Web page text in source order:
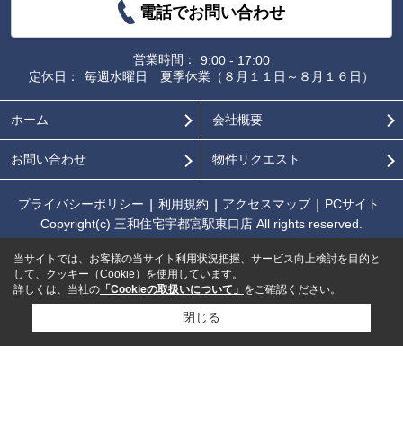
電話でお問い合わせ
営業時間：
9:00 - 17:00
定休日：
毎週水曜日 夏季休業（８月１１日～８月１６日）
ホーム 会社概要
お問い合わせ 物件リクエスト
プライバシーポリシー 利用規約 アクセスマップ
PCサイト
Copyright(c) 三和住宅宇都宮駅東口店 All rights reserved.
当サイトでは、お客様の当サイト利用状況把握、サービス向上検討を目的と
して、クッキー（Cookie）を使用しています。
詳しくは、当社の 「Cookieの取扱いについて」 をご確認ください。
閉じる